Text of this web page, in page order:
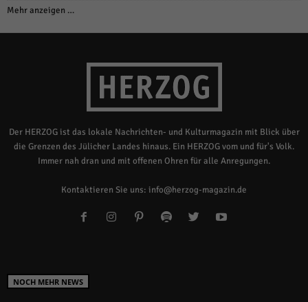
Mehr anzeigen …
Der HERZOG ist das lokale Nachrichten- und Kulturmagazin mit Blick über
die Grenzen des Jülicher Landes hinaus. Ein HERZOG vom und für's Volk.
Immer nah dran und mit offenen Ohren für alle Anregungen.
Kontaktieren Sie uns: info@herzog-magazin.de
NOCH MEHR NEWS